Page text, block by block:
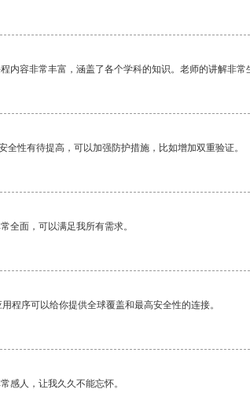
内容非常丰富，涵盖了各个学科的知识。老师的讲解非常
全性有待提高，可以加强防护措施，比如增加双重验证。
全面，可以满足我所有需求。
程序可以给你提供全球覆盖和最高安全性的连接。
感人，让我久久不能忘怀。